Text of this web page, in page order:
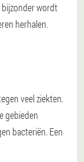
wordt
herhalen.
veel ziekten.
gebieden
bacteriën. Een